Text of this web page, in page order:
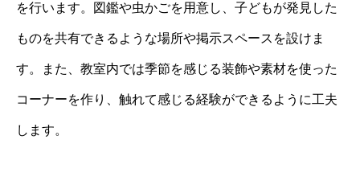
を行います。図鑑や虫かごを用意し、子どもが発見した
ものを共有できるような場所や掲示スペースを設けま
す。また、教室内では季節を感じる装飾や素材を使った
コーナーを作り、触れて感じる経験ができるように工夫
します。